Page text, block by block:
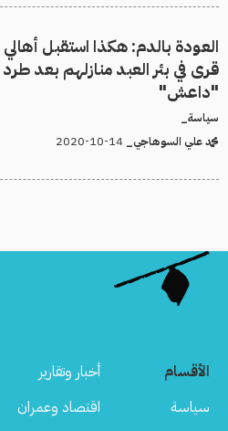
قرى في بئر العبد منازلهم بعد طرد
"داعش"
سياسة_
محمد علي السوهاجي_
الأقسام
أخبار وتقارير
سياسة
اقتصاد وعمران